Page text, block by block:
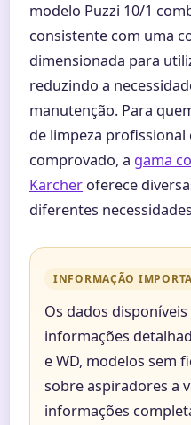
modelo Puzzi 10/1
consistente com uma
dimensionada para
reduzindo a
manutenção. Para
de limpeza
comprovado, a gama
Kärcher oferece
diferentes
INFORMAÇÃO
Os dados
informações
e WD, modelos sem
sobre aspiradores a
informações